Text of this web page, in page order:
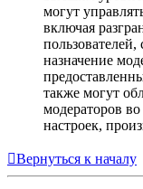
могут
включая
пользователей,
назначение
также могут
модераторов
настроек,
Вернуться к началу